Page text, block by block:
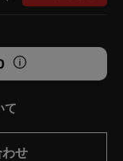
て
せ